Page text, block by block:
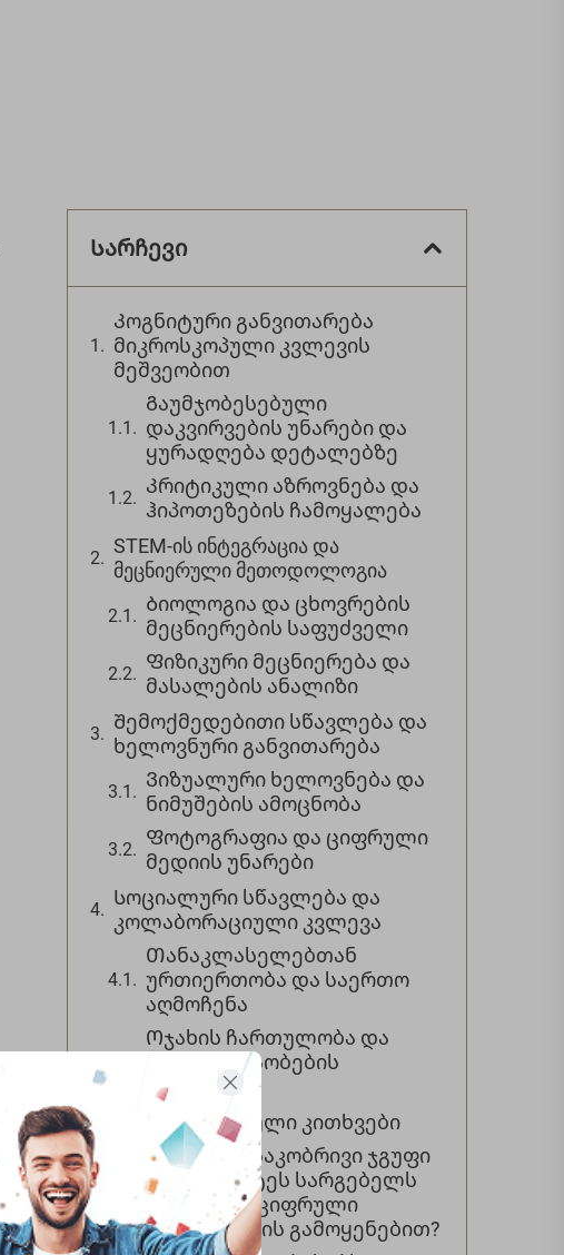
Სარჩევი
Კოგნიტური განვითარება
მიკროსკოპული კვლევის
მეშვეობით
Გაუმჯობესებული
დაკვირვების უნარები და
ყურადღება დეტალებზე
Კრიტიკული აზროვნება და
ჰიპოთეზების ჩამოყალება
STEM-ის ინტეგრაცია და
მეცნიერული მეთოდოლოგია
Ბიოლოგია და ცხოვრების
მეცნიერების საფუძველი
Ფიზიკური მეცნიერება და
მასალების ანალიზი
Შემოქმედებითი სწავლება და
ხელოვნური განვითარება
Ვიზუალური ხელოვნება და
ნიმუშების ამოცნობა
Ფოტოგრაფია და ციფრული
მედიის უნარები
Სოციალური სწავლება და
კოლაბორაციული კვლევა
Თანაკლასელებთან
ურთიერთობა და საერთო
აღმოჩენა
Ოჯახის ჩართულობა და
საერთო თაობების
სწავლება
Ხშირად დასმული კითხვები
Რომელი ასაკობრივი ჯგუფი
იღებს უმეტეს სარგებელს
ბავშვების ციფრული
მიკროსკოპის გამოყენებით?